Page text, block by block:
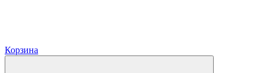
Корзина